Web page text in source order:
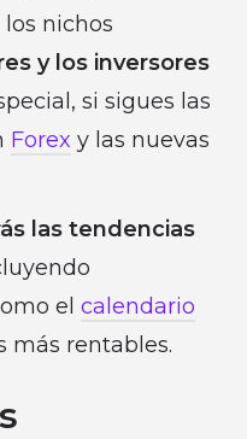
nichos
y los inversores
si sigues las
Forex y las nuevas
las tendencias
el calendario
más rentables.